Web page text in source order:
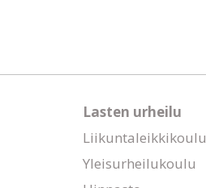
Lasten urheilu
Liikuntaleikkikoulu
Yleisurheilukoulu